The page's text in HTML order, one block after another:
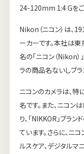
24-120mm 1:4 Gをご
Nikon（ニコン）は、
ーカーです。本社は
名の「ニコン（Nikon
ラの商品名ないしブラ
ニコンのカメラは、特
名です。また、ニコン
り、「NIKKOR」ブラ
ています。さらに、ニ
ルスケア、デジタルマ